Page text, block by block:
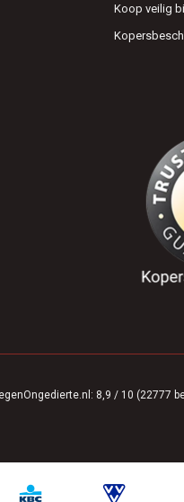
Koop veilig
: 8,9 / 10 (22777